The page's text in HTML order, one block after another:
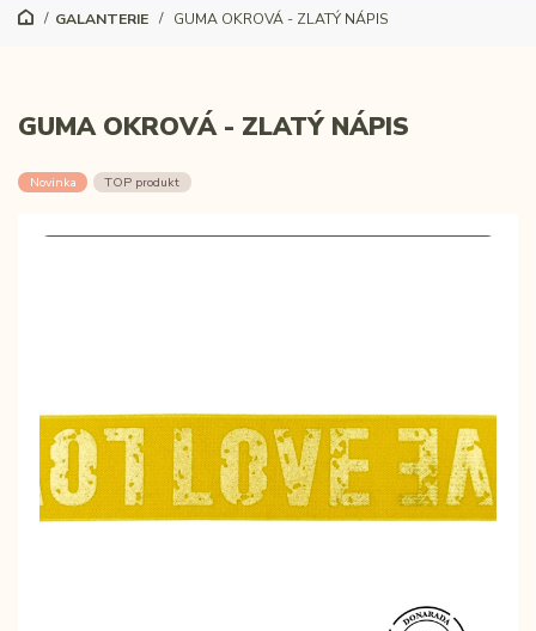
GALANTERIE GUMA OKROVÁ - ZLATÝ NÁPIS
GUMA OKROVÁ - ZLATÝ NÁPIS
Novinka TOP produkt